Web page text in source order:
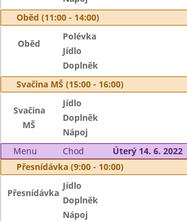
Oběd (11:00 - 14:00)
Oběd
Polévka
Jídlo
Doplněk
Svačina MŠ (15:00 - 16:00)
Svačina
MŠ
Jídlo
Doplněk
Nápoj
Menu
Chod
Úterý 14. 6. 2022
Přesnídávka (9:00 - 10:00)
Přesnídávka
Jídlo
Doplněk
Nápoj